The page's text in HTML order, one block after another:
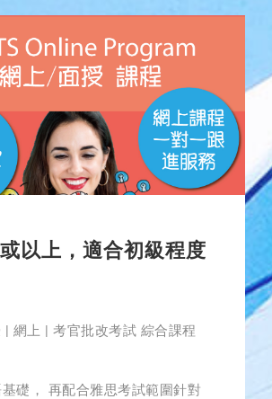
以上，適合初級程度
| 網上 | 考官批改考試 綜合課程
礎， 再配合雅思考試範圍針對